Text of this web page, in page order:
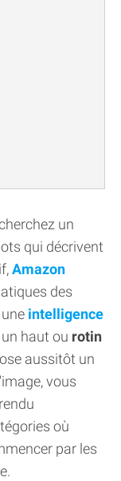
un
qui décrivent
Amazon
des
intelligence
haut ou rotin
aussitôt un
vous
où
par les